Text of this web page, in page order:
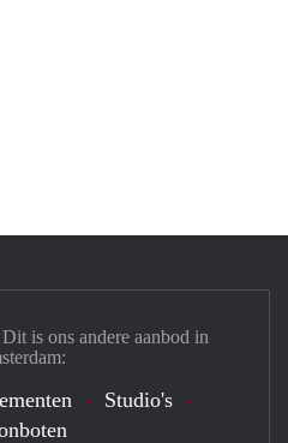
is ons andere aanbod in
Studio's